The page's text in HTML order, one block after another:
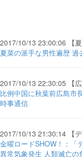
2017/10/13 23:00:06 【夏
夏菜の派手な男性遍歴
2017/10/13 22:30:05 【広
比例中国に秋葉前広島市
時事通信
2017/10/13 21:30:14 【
金曜ロードSHOW！：「
異常気象発生 人類滅亡